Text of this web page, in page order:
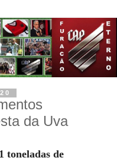
da Uva
toneladas de